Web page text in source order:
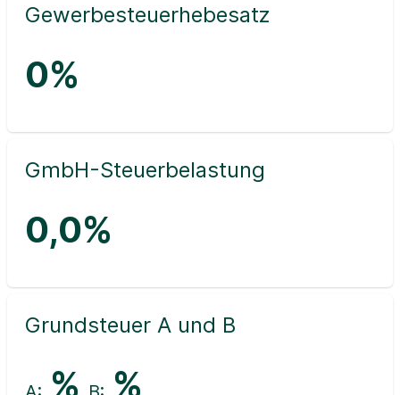
Gewerbesteuerhebesatz
0%
GmbH-Steuerbelastung
0,0%
Grundsteuer A und B
% %